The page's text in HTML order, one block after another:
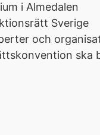
i Almedalen
Sverige
och
ska